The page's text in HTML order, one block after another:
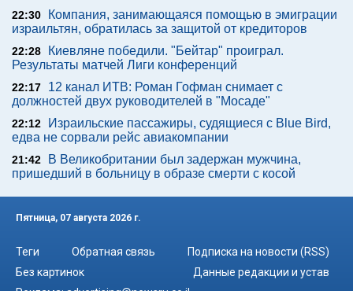
22:30
Компания, занимающаяся помощью в эмиграции
израильтян, обратилась за защитой от кредиторов
22:28
Киевляне победили. "Бейтар" проиграл.
Результаты матчей Лиги конференций
22:17
12 канал ИТВ: Роман Гофман снимает с
должностей двух руководителей в "Мосаде"
22:12
Израильские пассажиры, судящиеся с Blue Bird,
едва не сорвали рейс авиакомпании
21:42
В Великобритании был задержан мужчина,
пришедший в больницу в образе смерти с косой
Пятница, 07 августа 2026 г.
Теги Обратная связь
Подписка на новости (RSS)
Без картинок
Данные редакции и устав